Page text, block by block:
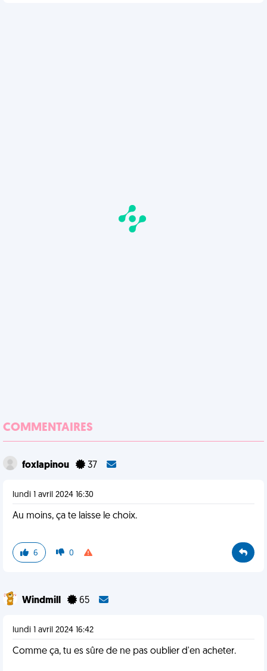
COMMENTAIRES
foxlapinou 37
lundi 1 avril 2024 16:30
Au moins, ça te laisse le choix.
6 0
Windmill 65
lundi 1 avril 2024 16:42
Comme ça, tu es sûre de ne pas oublier d'en acheter.